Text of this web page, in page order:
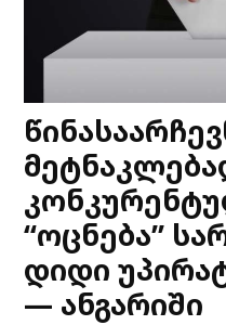
“ოცნება”
დიდი
— ანგარიში